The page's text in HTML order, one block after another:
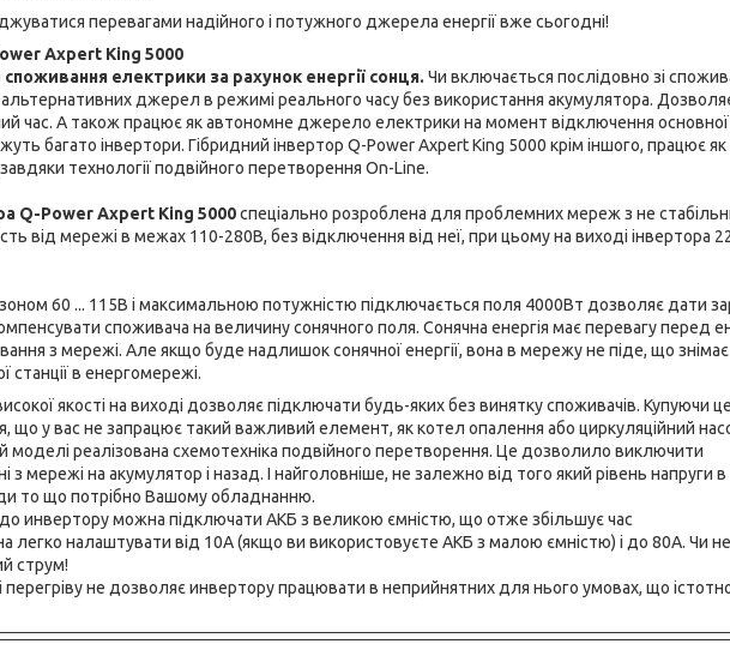
перевагами надійного і потужного джерела енергії вже сьогодні!
Axpert King 5000
електрики за рахунок енергії сонця. Чи включається послідовно зі
джерел в режимі реального часу без використання акумулятора.
час. А також працює як автономне джерело електрики на момент відключення основної
багато інвертори. Гібридний інвертор Q-Power Axpert King 5000 крім іншого, працює як
технології подвійного перетворення On-Line.
Q-Power Axpert King 5000спеціально розроблена для проблемних мереж з не
від мережі в межах 110-280В, без відключення від неї, при цьому на виході інвертора
60 ... 115В і максимальною потужністю підключається поля 4000Вт дозволяє дати
споживача на величину сонячного поля. Сонячна енергія має перевагу перед
з мережі. Але якщо буде надлишок сонячної енергії, вона в мережу не піде, що знімає
станції в енергомережі.
якості на виході дозволяє підключати будь-яких без винятку споживачів. Купуючи
що у вас не запрацює такий важливий елемент, як котел опалення або циркуляційний
моделі реалізована схемотехніка подвійного перетворення. Це дозволило виключити
з мережі на акумулятор і назад. І найголовніше, не залежно від того який рівень напруги в
то що потрібно Вашому обладнанню.
инвертору можна підключати АКБ з великою ємністю, що отже збільшує час
легко налаштувати від 10А (якщо ви використовуєте АКБ з малою ємністю) і до 80А. Чи не
струм!
перегріву не дозволяє инвертору працювати в неприйнятних для нього умовах, що